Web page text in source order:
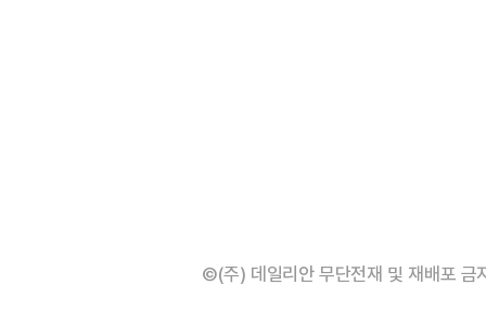
©(주) 데일리안 무단전재 및 재배포 금